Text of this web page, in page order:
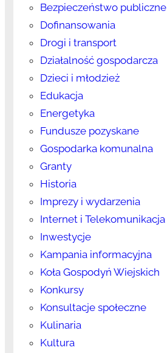
Bezpieczeństwo publiczne
Dofinansowania
Drogi i transport
Działalność gospodarcza
Dzieci i młodzież
Edukacja
Energetyka
Fundusze pozyskane
Gospodarka komunalna
Granty
Historia
Imprezy i wydarzenia
Internet i Telekomunikacja
Inwestycje
Kampania informacyjna
Koła Gospodyń Wiejskich
Konkursy
Konsultacje społeczne
Kulinaria
Kultura